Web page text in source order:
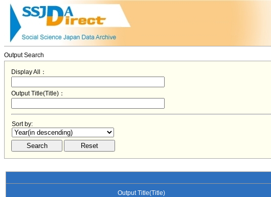
Output Search
Display All：
Output Title(Title)：
Sort by:
Output Title(Title)